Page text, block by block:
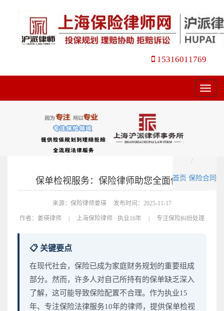
15316011769
菜
单
首页 保险合同
保单检视服务：保险律师助您全面保障
来源：保险律师姜瑛 发布时间：2025-11-17
作者： 姜瑛律师 | 上海保险律师 · 执业16年 | 专注保险纠纷处理
📋 关键要点
在现代社会，保险已成为家庭财务规划的重要组成
部分。然而，许多人对自己所持有的保单缺乏深入
了解，这可能导致保险配置不合理。作为执业15
年、专注保险法律服务10年的律师，提供保单检视